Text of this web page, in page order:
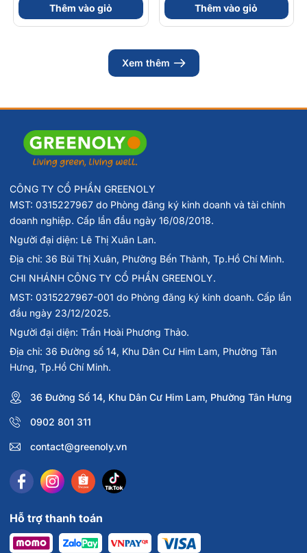
dụng thay thế th.u.ố.c chữa b.ệ.n.h, hiệu quả sử dụng sản
phẩm tùy thuộc cơ địa của từng người.
Greenoly cam kết cung cấp sản phẩm chính hãng 100%, có
nguồn gốc rõ ràng và an toàn cho sức khỏe.
📍Địa chỉ
17 Tôn Thất Tùng, P. Bến Thành, TP. Hồ Chí Minh
Thêm vào giỏ Thêm vào giỏ
Xem thêm
CÔNG TY CỔ PHẦN GREENOLY
MST: 0315227967 do Phòng đăng ký kinh doanh và tài chính
doanh nghiệp. Cấp lần đầu ngày 16/08/2018.
Người đại diện: Lê Thị Xuân Lan.
Địa chỉ: 36 Bùi Thị Xuân, Phường Bến Thành, Tp.Hồ Chí Minh.
CHI NHÁNH CÔNG TY CỔ PHẦN GREENOLY.
MST: 0315227967-001 do Phòng đăng ký kinh doanh. Cấp lần
đầu ngày 23/12/2025.
Người đại diện: Trần Hoài Phương Thảo.
Địa chỉ: 36 Đường số 14, Khu Dân Cư Him Lam, Phường Tân
Hưng, Tp.Hồ Chí Minh.
36 Đường Số 14, Khu Dân Cư Him Lam, Phường Tân Hưng
0902 801 311
contact@greenoly.vn
Hỗ trợ thanh toán